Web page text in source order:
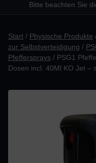
Bitte beachten Sie
Start / Physische Produkte
zur Selbstverteidigung /
Pfeffersprays / PSG1
Dosen incl. 40Ml KO Jet –